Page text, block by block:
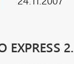
EXPRESS